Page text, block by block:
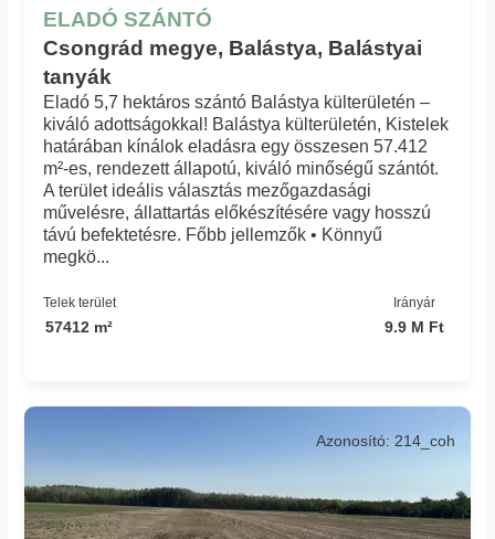
ELADÓ SZÁNTÓ
Csongrád megye, Balástya, Balástyai
tanyák
Eladó 5,7 hektáros szántó Balástya külterületén –
kiváló adottságokkal! Balástya külterületén, Kistelek
határában kínálok eladásra egy összesen 57.412
m²-es, rendezett állapotú, kiváló minőségű szántót.
A terület ideális választás mezőgazdasági
művelésre, állattartás előkészítésére vagy hosszú
távú befektetésre. Főbb jellemzők • Könnyű
megkö...
Telek terület
57412 m²
Irányár
9.9 M Ft
Azonosító: 214_coh